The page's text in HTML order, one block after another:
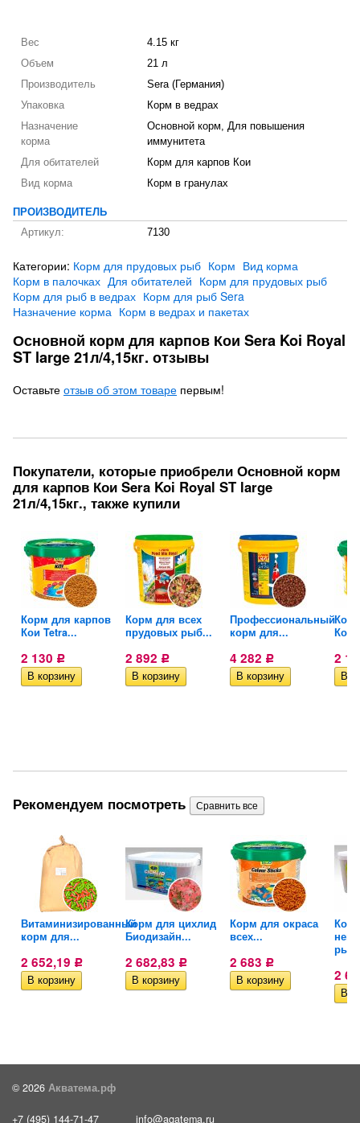
Вес
4.15 кг
Объем
21 л
Производитель
Sera (Германия)
Упаковка
Корм в ведрах
Назначение
корма
Основной корм, Для повышения
иммунитета
Для обитателей
Корм для карпов Кои
Вид корма
Корм в гранулах
ПРОИЗВОДИТЕЛЬ
Артикул:
7130
Категории: Корм для прудовых рыб Корм Вид корма
Корм в палочках Для обитателей Корм для прудовых рыб
Корм для рыб в ведрах Корм для рыб Sera
Назначение корма Корм в ведрах и пакетах
Основной корм для карпов Кои Sera Koi Royal
ST large 21л/4,15кг. отзывы
Оставьте отзыв об этом товаре первым!
Покупатели, которые приобрели Основной корм
для карпов Кои Sera Koi Royal ST large
21л/4,15кг., также купили
Корм для карпов
Кои Tetra...
2 130 Р
Корм для всех
прудовых рыб...
2 892 Р
Профессиональный
корм для...
4 282 Р
Кои
2
Рекомендуем посмотреть
Витаминизированный
корм для...
2 652,19 Р
Корм для цихлид
Биодизайн...
2 682,83 Р
Корм для окраса
всех...
2 683 Р
2
© 2026 Акватема.рф
+7 (495) 144-71-47 info@aqatema.ru